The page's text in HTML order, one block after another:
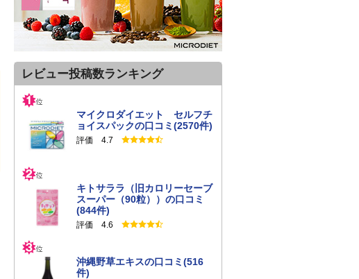
レビュー投稿数ランキング
マイクロダイエット セルフチ
ョイスパックの口コミ(2570件)
評価 4.7
キトサララ（旧カロリーセーブ
スーパー（90粒））の口コミ
(844件)
評価 4.6
沖縄野草エキスの口コミ(516
件)